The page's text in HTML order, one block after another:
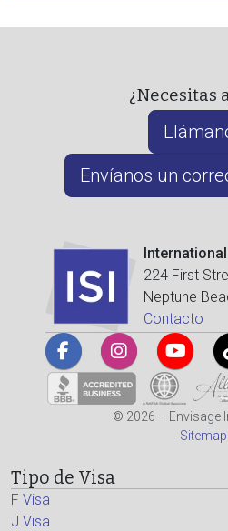
¿Necesitas
Envíanos un
224 First
Neptune
Contacto
© 2026 – Envisage
Sitemap
Tipo de Visa
F Visa
J Visa